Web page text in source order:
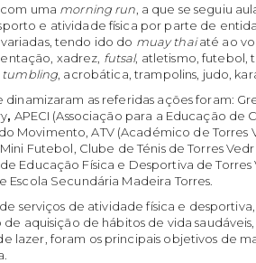
uma morning run , a que se seguiu
e atividade física por parte de
tendo ido do muay thaiaté ao
xadrez, futsal, atletismo, futebol,
tumbling , acrobática, trampolins, judo,
dinamizaram as referidas ações foram:
, APECI (Associação para a Educação de
Movimento, ATV (Académico de Torres
Futebol, Clube de Ténis de Torres
Educação Física e Desportiva de
Escola Secundária Madeira Torres.
serviços de atividade física e
aquisição de hábitos de vida
lazer, foram os principais objetivos de